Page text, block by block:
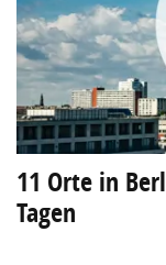
11 Orte in
Tagen